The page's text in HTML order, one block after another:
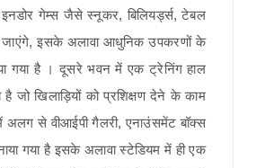
गेम्स जैसे स्नूकर, बिलियर्ड्स, टेबल
इसके अलावा आधुनिक उपकरणों के
गया है । दूसरे भवन में एक ट्रेनिंग हाल
है जो खिलाड़ियों को प्रशिक्षण देने के काम
से वीआईपी गैलरी, एनाउंसमेंट बॉक्स
गया है इसके अलावा स्टेडियम में ही एक